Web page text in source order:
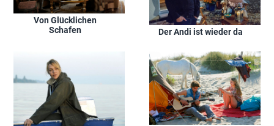
Von Glücklichen
Schafen
Der Andi ist wieder da